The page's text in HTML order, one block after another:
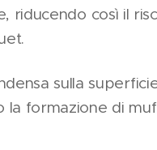
riducendo così il
sulla
la formazione di